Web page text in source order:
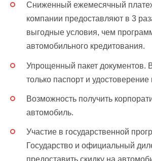
Сниженный ежемесячный
компании предоставляют в 3
выгодные условия, чем
автомобильного кредитования.
Упрощенный пакет документов.
только паспорт и удостоверение
Возможность получить
автомобиль.
Участие в государственной
Государство и официальный
предоставить скидку на